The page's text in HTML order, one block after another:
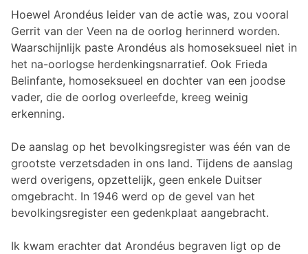
Hoewel Arondéus leider van de actie was, zou vooral
Gerrit van der Veen na de oorlog herinnerd worden.
Waarschijnlijk paste Arondéus als homoseksueel niet in
het na-oorlogse herdenkingsnarratief. Ook Frieda
Belinfante, homoseksueel en dochter van een joodse
vader, die de oorlog overleefde, kreeg weinig
erkenning.
De aanslag op het bevolkingsregister was één van de
grootste verzetsdaden in ons land. Tijdens de aanslag
werd overigens, opzettelijk, geen enkele Duitser
omgebracht. In 1946 werd op de gevel van het
bevolkingsregister een gedenkplaat aangebracht.
Ik kwam erachter dat Arondéus begraven ligt op de